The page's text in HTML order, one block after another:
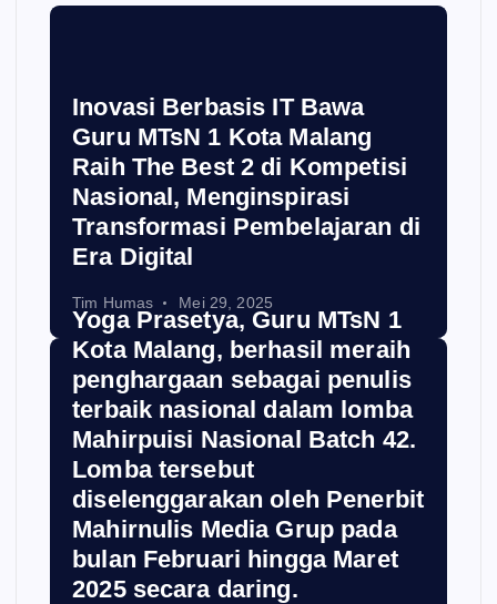
Inovasi Berbasis IT Bawa
Guru MTsN 1 Kota Malang
Raih The Best 2 di Kompetisi
Nasional, Menginspirasi
Transformasi Pembelajaran di
Era Digital
Tim Humas Mei 29, 2025
Yoga Prasetya, Guru MTsN 1
Kota Malang, berhasil meraih
penghargaan sebagai penulis
terbaik nasional dalam lomba
Mahirpuisi Nasional Batch 42.
Lomba tersebut
diselenggarakan oleh Penerbit
Mahirnulis Media Grup pada
bulan Februari hingga Maret
2025 secara daring.